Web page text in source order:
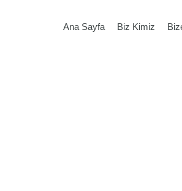
Ana Sayfa Biz Kimiz